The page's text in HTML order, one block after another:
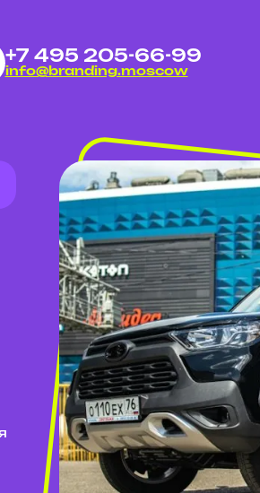
+7 495 205-66-99
info@branding.moscow